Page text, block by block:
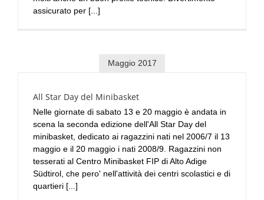
assicurato per [...]
Maggio 2017
All Star Day del Minibasket
Nelle giornate di sabato 13 e 20 maggio è andata in
scena la seconda edizione dell'All Star Day del
minibasket, dedicato ai ragazzini nati nel 2006/7 il 13
maggio e il 20 maggio i nati 2008/9. Ragazzini non
tesserati al Centro Minibasket FIP di Alto Adige
Südtirol, che pero' nell'attività dei centri scolastici e di
quartieri [...]